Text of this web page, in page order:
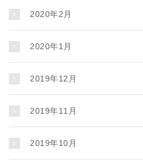
2020年2月
2020年1月
2019年12月
2019年11月
2019年10月